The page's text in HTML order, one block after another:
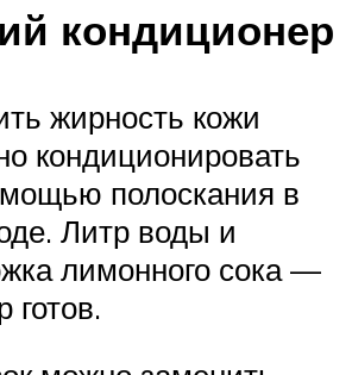
кондиционер
жирность кожи
кондиционировать
полоскания в
Литр воды и
лимонного сока —
готов.